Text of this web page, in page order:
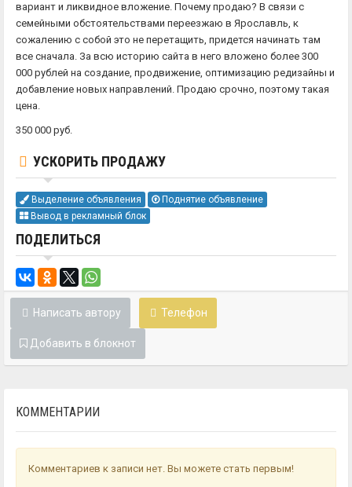
вариант и ликвидное вложение. Почему продаю? В связи с
семейными обстоятельствами переезжаю в Ярославль, к
сожалению с собой это не перетащить, придется начинать там
все сначала. За всю историю сайта в него вложено более 300
000 рублей на создание, продвижение, оптимизацию редизайны и
добавление новых направлений. Продаю срочно, поэтому такая
цена.
350 000 руб.
УСКОРИТЬ ПРОДАЖУ
Выделение объявления
Поднятие объявление
Вывод в рекламный блок
ПОДЕЛИТЬСЯ
Написать автору Телефон
Добавить в блокнот
КОММЕНТАРИИ
Комментариев к записи нет. Вы можете стать первым!